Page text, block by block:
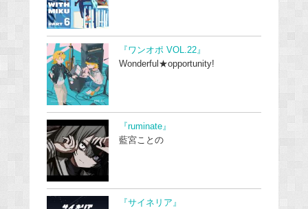
『ワンオポ VOL.22』
Wonderful★opportunity!
『ruminate』
藍宮ことの
『サイネリア』